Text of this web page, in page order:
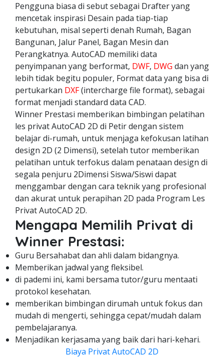
Pengguna biasa di sebut sebagai Drafter yang
mencetak inspirasi Desain pada tiap-tiap
kebutuhan, misal seperti denah Rumah, Bagan
Bangunan, Jalur Panel, Bagan Mesin dan
Perangkatnya. AutoCAD memiliki data
penyimpanan yang berformat, DWF, DWG dan yang
lebih tidak begitu populer, Format data yang bisa di
pertukarkan DXF(intercharge file format), sebagai
format menjadi standard data CAD.
Winner Prestasi memberikan bimbingan pelatihan
les privat AutoCAD 2D di Petir dengan sistem
belajar di-rumah, untuk menjaga kefokusan latihan
design 2D (2 Dimensi), setelah tutor memberikan
pelatihan untuk terfokus dalam penataan design di
segala penjuru 2Dimensi Siswa/Siswi dapat
menggambar dengan cara teknik yang profesional
dan akurat untuk perapihan 2D pada Program Les
Privat AutoCAD 2D.
Mengapa Memilih Privat di
Winner Prestasi:
Guru Bersahabat dan ahli dalam bidangnya.
Memberikan jadwal yang fleksibel.
di pademi ini, kami bersama tutor/guru mentaati
protokol kesehatan.
memberikan bimbingan dirumah untuk fokus dan
mudah di mengerti, sehingga cepat/mudah dalam
pembelajaranya.
Menjadikan kerjasama yang baik dari hari-kehari.
Biaya Privat AutoCAD 2D